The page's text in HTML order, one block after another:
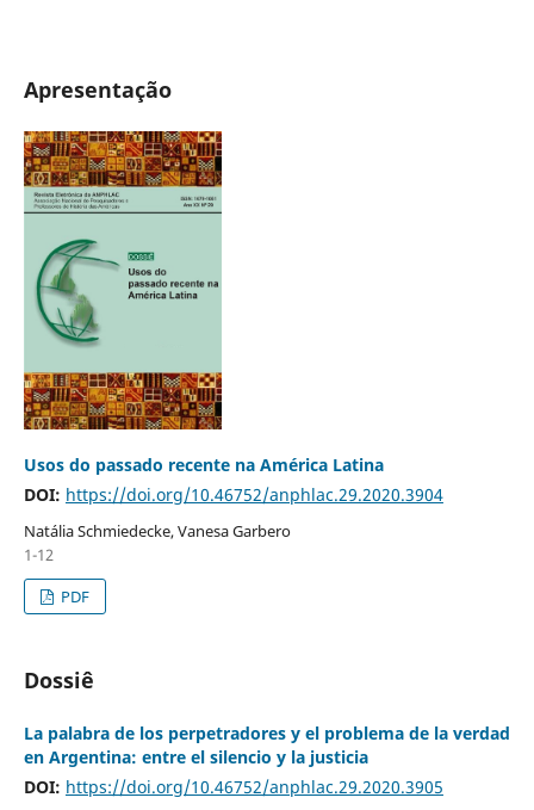
Apresentação
Usos do passado recente na América Latina
DOI: https://doi.org/10.46752/anphlac.29.2020.3904
Natália Schmiedecke, Vanesa Garbero
1-12
PDF
Dossiê
La palabra de los perpetradores y el problema de la verdad
en Argentina: entre el silencio y la justicia
DOI: https://doi.org/10.46752/anphlac.29.2020.3905